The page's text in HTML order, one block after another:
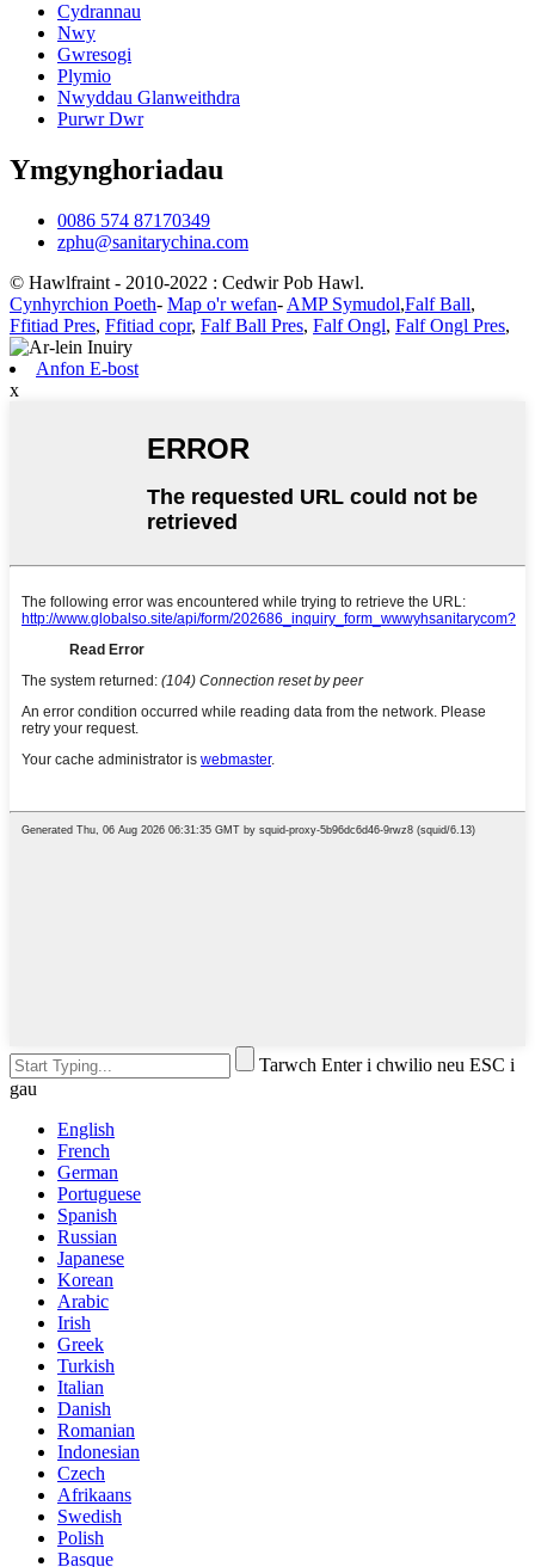
Cydrannau
Nwy
Gwresogi
Plymio
Nwyddau Glanweithdra
Purwr Dwr
Ymgynghoriadau
0086 574 87170349
zphu@sanitarychina.com
© Hawlfraint - 2010-2022 : Cedwir Pob Hawl.
Cynhyrchion Poeth- Map o'r wefan- AMP Symudol,Falf Ball,
Ffitiad Pres, Ffitiad copr, Falf Ball Pres, Falf Ongl, Falf Ongl Pres,
Anfon E-bost
x
Tarwch Enter i chwilio neu ESC i
gau
English
French
German
Portuguese
Spanish
Russian
Japanese
Korean
Arabic
Irish
Greek
Turkish
Italian
Danish
Romanian
Indonesian
Czech
Afrikaans
Swedish
Polish
Basque